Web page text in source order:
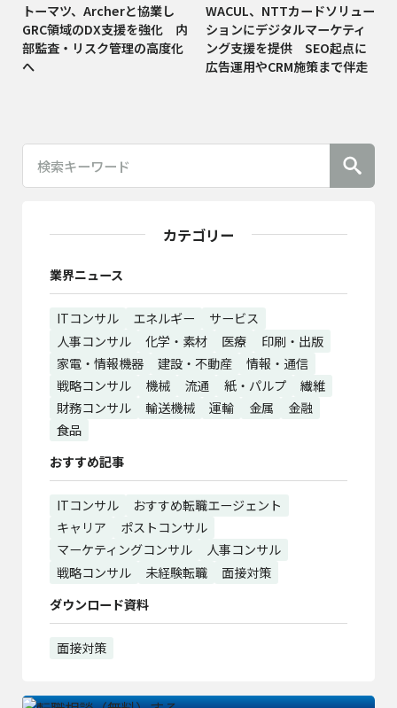
カテゴリー
業界ニュース
ITコンサル エネルギー
サービス
人事コンサル
化学・素材 医療
印刷・出版
家電・情報機器
建設・不動産
情報・通信
戦略コンサル
機械 流通 紙・パルプ
繊維
財務コンサル
輸送機械 運輸 金属
金融
食品
おすすめ記事
ITコンサル
おすすめ転職エージェント
キャリア
ポストコンサル
マーケティングコンサル
人事コンサル
戦略コンサル
未経験転職
面接対策
ダウンロード資料
面接対策
トーマツ、Archerと協業し
GRC領域のDX支援を強化 内
部監査・リスク管理の高度化
へ
WACUL、NTTカードソリュー
ションにデジタルマーケティ
ング支援を提供 SEO起点に
広告運用やCRM施策まで伴走